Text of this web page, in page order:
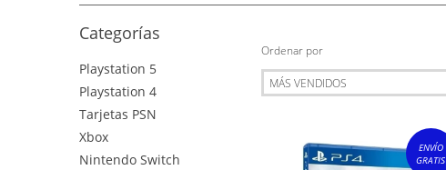
Categorías
Playstation 5
Playstation 4
Tarjetas PSN
Xbox
Nintendo Switch
Ordenar por
ENVÍO
GRATIS